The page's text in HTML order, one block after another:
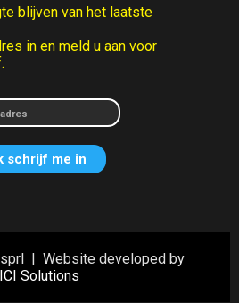
blijven van het laatste
in en meld u aan voor
sprl | Website developed by
ICI Solutions